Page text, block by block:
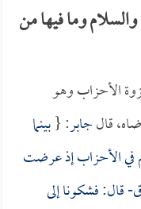
وما فيها من
الأحزاب وهو
قالجابر: {بينما
في الأحزاب إذ عرضت
قال: فشكونا إلى